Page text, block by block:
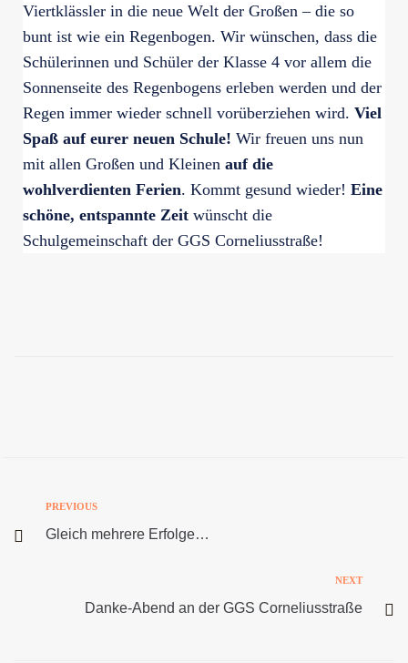
Viertklässler in die neue Welt der Großen – die so
bunt ist wie ein Regenbogen. Wir wünschen, dass die
Schülerinnen und Schüler der Klasse 4 vor allem die
Sonnenseite des Regenbogens erleben werden und der
Regen immer wieder schnell vorüberziehen wird. Viel
Spaß auf eurer neuen Schule! Wir freuen uns nun
mit allen Großen und Kleinen auf die
wohlverdienten Ferien. Kommt gesund wieder! Eine
schöne, entspannte Zeit wünscht die
Schulgemeinschaft der GGS Corneliusstraße!
PREVIOUS
Gleich mehrere Erfolge…
NEXT
Danke-Abend an der GGS Corneliusstraße